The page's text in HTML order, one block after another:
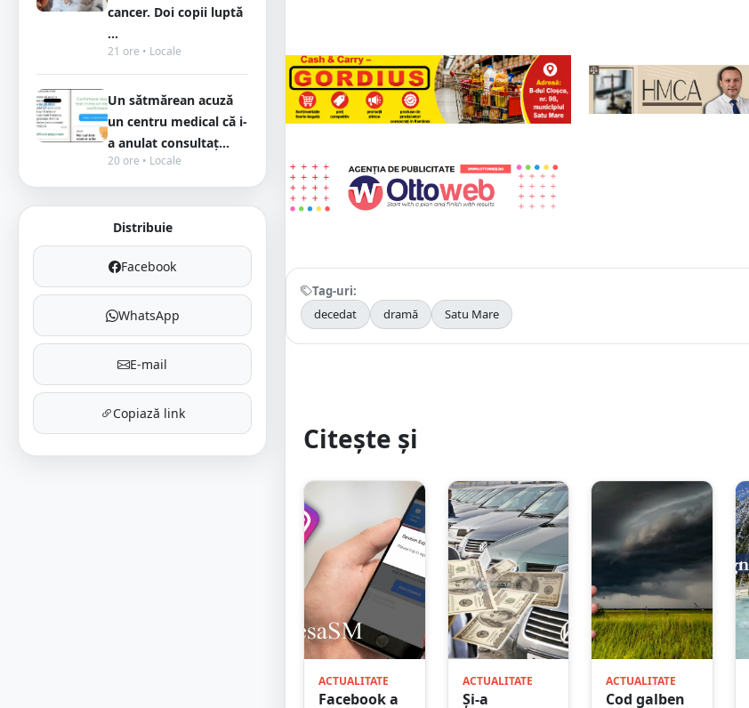
cancer. Doi copii luptă
...
21 ore • Locale
Un sătmărean acuză
un centru medical că i-
a anulat consultaț...
20 ore • Locale
Distribuie
Facebook
WhatsApp
E-mail
Copiază link
Tag-uri:
decedat
dramă Satu Mare
Citește și
ACTUALITATE
Facebook a
ACTUALITATE
Și-a
ACTUALITATE
Cod galben